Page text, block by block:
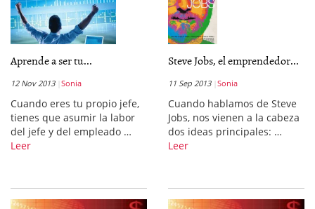
Aprende a ser tu...
12 Nov 2013 Sonia
Cuando eres tu propio jefe,
tienes que asumir la labor
del jefe y del empleado …
Leer
Steve Jobs, el emprendedor...
11 Sep 2013 Sonia
Cuando hablamos de Steve
Jobs, nos vienen a la cabeza
dos ideas principales: …
Leer